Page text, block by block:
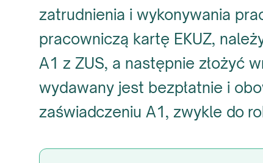
zatrudnienia i wykonywania
pracowniczą kartę EKUZ,
A1 z ZUS, a następnie złożyć
wydawany jest bezpłatnie i
zaświadczeniu A1, zwykle do